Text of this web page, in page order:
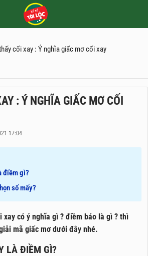
cối xay : Ý nghĩa giấc mơ cối xay
: Ý NGHĨA GIẤC MƠ CỐI
17:04
điềm gì?
số mấy?
xay có ý nghĩa gì ? điềm báo là gì ? thì
mã giấc mơ dưới đây nhé.
LÀ ĐIỀM GÌ?